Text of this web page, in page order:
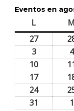
Eventos en
L M
2727
33
agosto,
2026
4
10
agosto,
2026
1717
agosto,
2424
31 1